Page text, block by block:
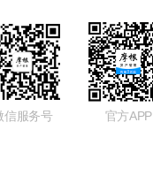
信服务号 官方APP